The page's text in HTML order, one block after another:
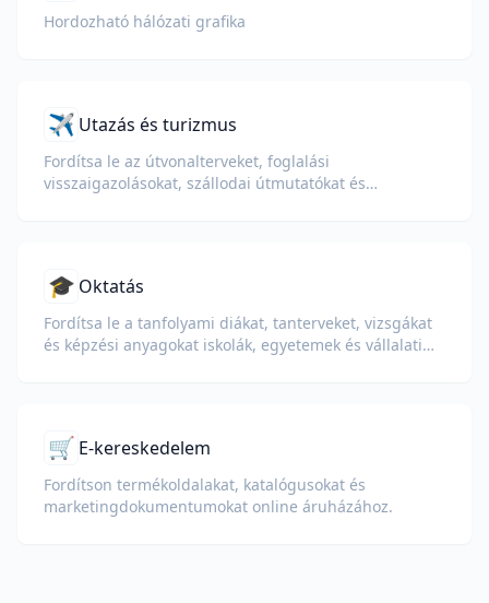
Hordozható hálózati grafika
✈️ Utazás és turizmus
Fordítsa le az útvonalterveket, foglalási
visszaigazolásokat, szállodai útmutatókat és
🎓 Oktatás
Fordítsa le a tanfolyami diákat, tanterveket, vizsgákat
és képzési anyagokat iskolák, egyetemek és vállalati
🛒 E-kereskedelem
Fordítson termékoldalakat, katalógusokat és
marketingdokumentumokat online áruházához.